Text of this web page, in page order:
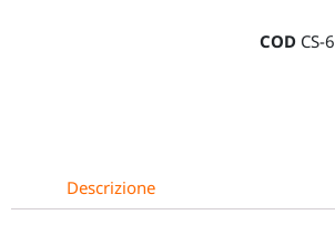
acciaio
Meal
COD CS-
Descrizione